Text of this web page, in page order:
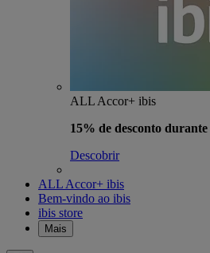
ALL Accor+ ibis
15% de desconto
Descobrir
ALL Accor+ ibis
Bem-vindo ao ibis
ibis store
Mais